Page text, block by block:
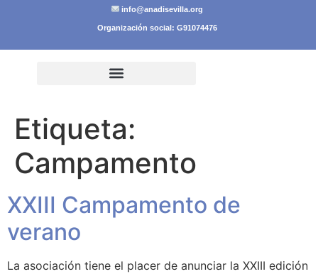
info@anadisevilla.org
Organización social: G91074476
Etiqueta:
Campamento
XXIII Campamento de
verano
La asociación tiene el placer de anunciar la XXIII edición